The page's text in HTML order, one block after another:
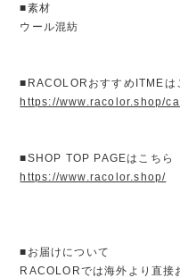
■素材
ウール混紡
■RACOLORおすすめITMEは
https://www.racolor.shop/
■SHOP TOP PAGEはこちら
https://www.racolor.shop/
■お届けについて
RACOLORでは海外より直接